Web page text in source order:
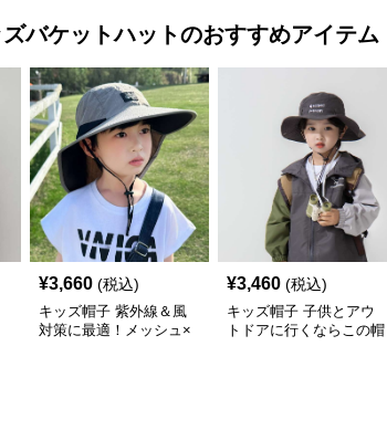
バケットハットのおすすめアイテム
¥3,660 (税込)
キッズ帽子 紫外線＆風
対策に最適！メッシュ×
¥3,460 (税込)
キッズ帽子 子供とアウ
トドアに行くならこの帽